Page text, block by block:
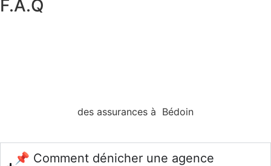
F.A.Q
des assurances à Bédoin
📌 Comment dénicher une agence